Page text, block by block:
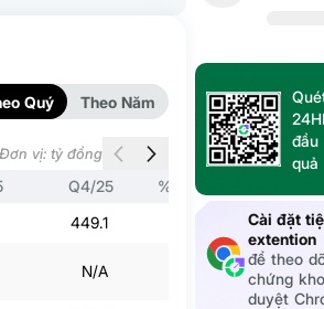
Quý Theo Năm
Đơn vị: tỷ đồng
Q4/25 % Q4/24
449.1
N/A N/A N/
đầu
quả
Cài đặt
extention
để theo
chứng
duyệt